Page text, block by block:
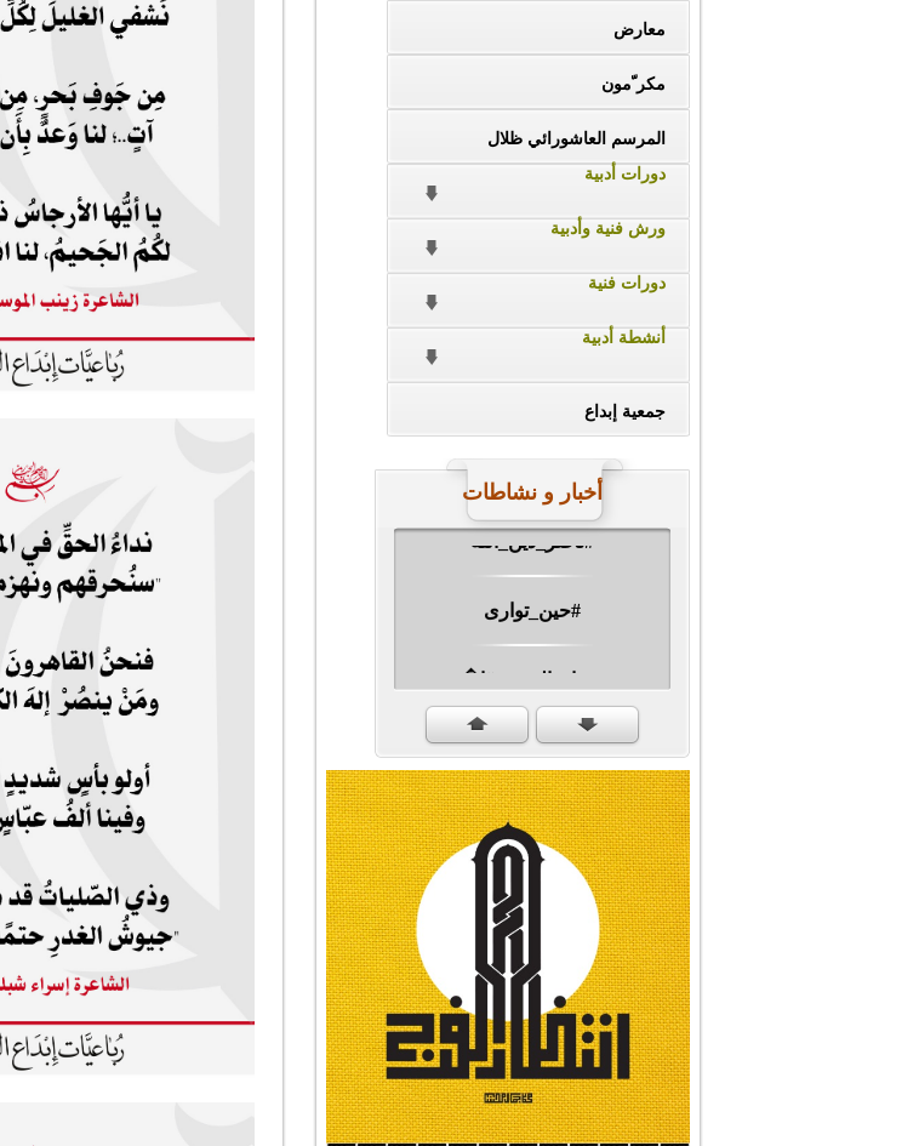
معارض
مكر ّمون
المرسم العاشورائي ظلال
دورات أدبية
ورش فنية وأدبية
دورات فنية
أنشطة أدبية
جمعية إبداع
أخبار و نشاطات
#ناصر_دين_الله
#حين_توارى
مهرجان الشهيد #ا�...
#سنكمل_الطريق
#تبريكات_انتصار_�...
#نداء_الأنبياء
#شجرة_النبوة
#وأنا_على_دين_محم...
#بأمانة_موسى_بن_ج...
#إيران_حرم_فاطمة ...